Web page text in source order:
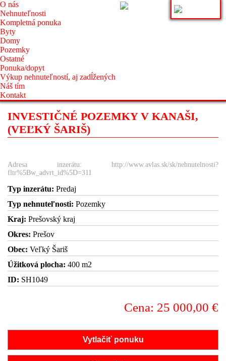
O nás
Nehnuteľnosti
Kompletná ponuka
Byty
Domy
Pozemky
Ostatné
Ponuka/dopyt
Výkup nehnuteľností, aj zadĺžených
Náš tím
Kontakt
INVESTIČNÉ POZEMKY V KANAŠI,
(VEĽKÝ ŠARIŠ)
Adresa inzerátu: http://www.avlas.sk/sk/nehnutelnosti?
fltr%5Bw_advrt_id%5D=311
Typ inzerátu: Predaj
Typ nehnuteľnosti: Pozemky
Kraj: Prešovský kraj
Okres: Prešov
Obec: Veľký Šariš
Úžitková plocha: 400 m2
ID: SH1049
Cena: 25 000,00 €
Vytlačiť ponuku